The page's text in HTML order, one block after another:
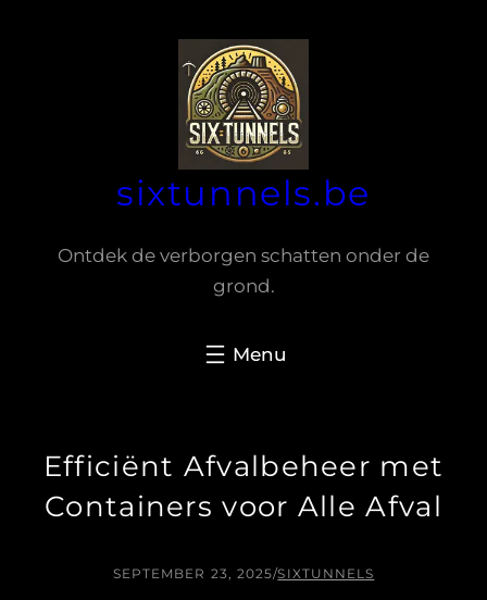
sixtunnels.be
Ontdek de verborgen schatten onder de
grond.
Efficiënt Afvalbeheer met
Containers voor Alle Afval
SEPTEMBER 23, 2025/SIXTUNNELS